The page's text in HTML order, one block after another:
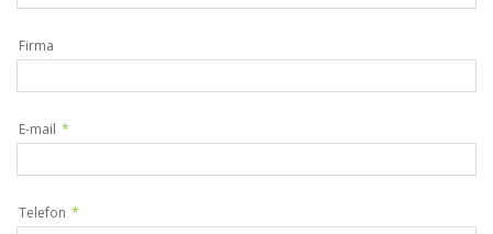
Firma
E-mail *
Telefon *